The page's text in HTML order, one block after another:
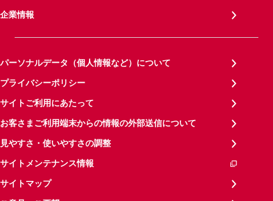
企業情報
パーソナルデータ（個人情報など）について
プライバシーポリシー
サイトご利用にあたって
お客さまご利用端末からの情報の外部送信について
見やすさ・使いやすさの調整
サイトメンテナンス情報
サイトマップ